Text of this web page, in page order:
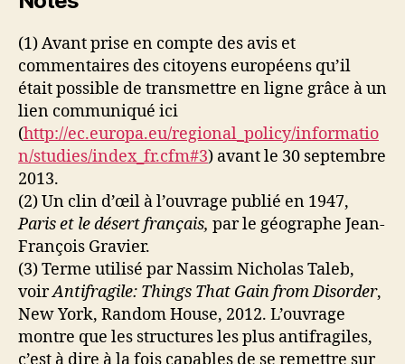
(1) Avant prise en compte des avis et
commentaires des citoyens européens qu’il
était possible de transmettre en ligne grâce à un
lien communiqué ici
(http://ec.europa.eu/regional_policy/informatio
n/studies/index_fr.cfm#3) avant le 30 septembre
2013.
(2) Un clin d’œil à l’ouvrage publié en 1947,
Paris et le désert français, par le géographe Jean-
François Gravier.
(3) Terme utilisé par Nassim Nicholas Taleb,
voirAntifragile: Things That Gain from Disorder,
New York, Random House, 2012. L’ouvrage
montre que les structures les plus antifragiles,
c’est à dire à la fois capables de se remettre sur